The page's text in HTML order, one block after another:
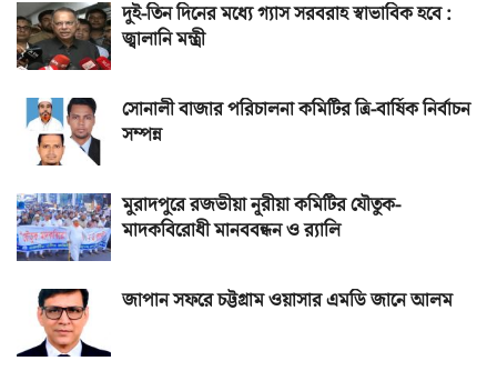
দুই-তিন দিনের মধ্যে গ্যাস সরবরাহ স্বাভাবিক হবে :
জ্বালানি মন্ত্রী
সোনালী বাজার পরিচালনা কমিটির ত্রি-বার্ষিক নির্বাচন
সম্পন্ন
মুরাদপুরে রজভীয়া নূরীয়া কমিটির যৌতুক-
মাদকবিরোধী মানববন্ধন ও র‌্যালি
জাপান সফরে চট্টগ্রাম ওয়াসার এমডি জানে আলম